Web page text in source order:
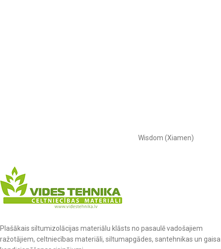
Wisdom (Xiamen)
Plašākais siltumizolācijas materiālu klāsts no pasaulē vadošajiem
ražotājiem, celtniecības materiāli, siltumapgādes, santehnikas un gaisa